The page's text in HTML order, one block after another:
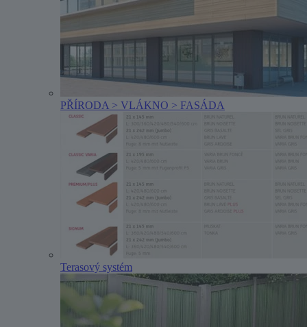
PŘÍRODA > VLÁKNO > FASÁDA
Terasový systém